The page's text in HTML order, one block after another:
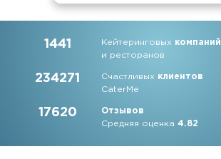
1441 Кейтеринговых компаний
и ресторанов
234271 Счастливых клиентов
CaterMe
17620
Отзывов
Средняя оценка4.82